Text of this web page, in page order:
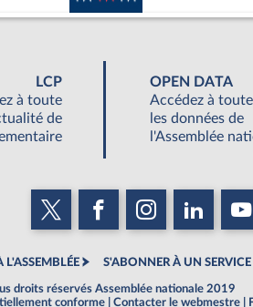
LCP
à toute
de
OPEN DATA
Accédez à
les données de
l'Assemblée
L'ASSEMBLÉE S'ABONNER À UN SERVICE
droits réservés Assemblée nationale 2019
conforme Contacter le webmestre